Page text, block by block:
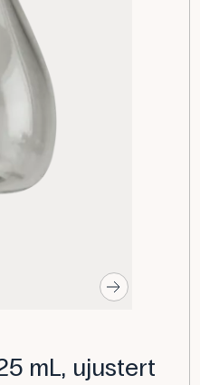
mL, ujustert